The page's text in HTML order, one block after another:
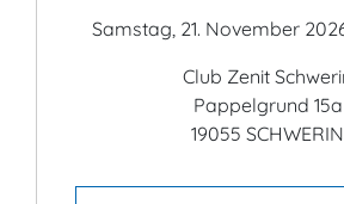
Samstag, 21. November
Club Zenit
Pappelgrund 15a
19055 SCHWERIN